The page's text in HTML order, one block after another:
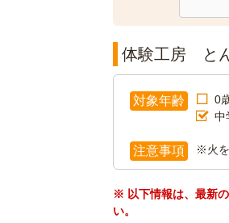
体験工房 と
対象年齢 0
中
注意事項 ※火を
※ 以下情報は、最新
い。